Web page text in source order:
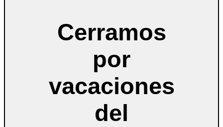
Cerramos
por
vacaciones
del